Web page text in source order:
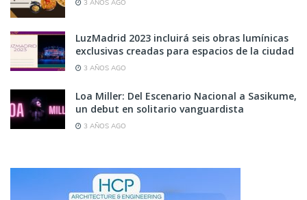
3 AÑOS AGO
LuzMadrid 2023 incluirá seis obras lumínicas
exclusivas creadas para espacios de la ciudad
3 AÑOS AGO
Loa Miller: Del Escenario Nacional a Sasikume,
un debut en solitario vanguardista
3 AÑOS AGO